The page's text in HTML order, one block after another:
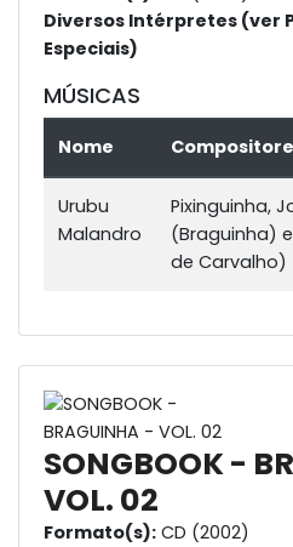
Diversos Intérpretes (ver
Especiais)
MÚSICAS
Nome
Urubu
Malandro
Pixinguinha,
(Braguinha)
de Carvalho)
SONGBOOK -
VOL. 02
Formato(s): CD (2002)